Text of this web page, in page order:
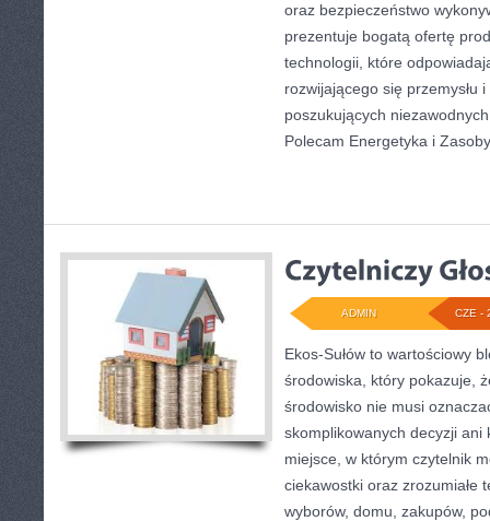
oraz bezpieczeństwo
prezentuje bogatą ofertę
technologii, które
rozwijającego się przemysłu
poszukujących
Polecam Energetyka i
CZE -
ADMIN
Ekos-Sułów to wartościowy
środowiska, który pokazuje,
środowisko nie musi
skomplikowanych decyzji ani
miejsce, w którym czytelnik
ciekawostki oraz zrozumiałe
wyborów, domu, zakupów,